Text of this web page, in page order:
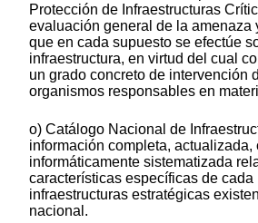
Protección de Infraestructuras
evaluación general de la amenaza
que en cada supuesto se efectúe
infraestructura, en virtud del cual
un grado concreto de intervención
organismos responsables en
o) Catálogo Nacional de
información completa, actualizada,
informáticamente sistematizada
características específicas de cada
infraestructuras estratégicas
nacional.